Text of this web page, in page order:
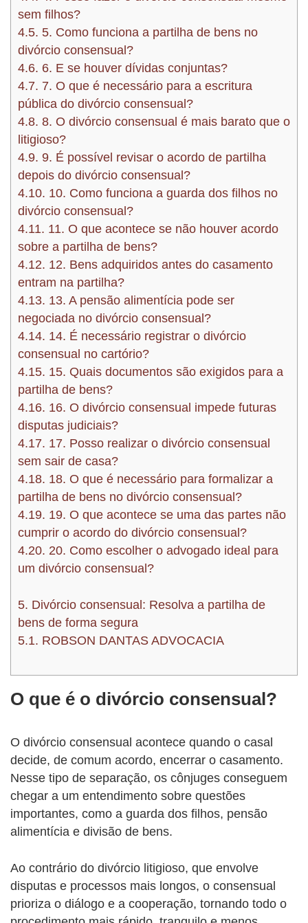
sem filhos?
4.5. 5. Como funciona a partilha de bens no
divórcio consensual?
4.6. 6. E se houver dívidas conjuntas?
4.7. 7. O que é necessário para a escritura
pública do divórcio consensual?
4.8. 8. O divórcio consensual é mais barato que o
litigioso?
4.9. 9. É possível revisar o acordo de partilha
depois do divórcio consensual?
4.10. 10. Como funciona a guarda dos filhos no
divórcio consensual?
4.11. 11. O que acontece se não houver acordo
sobre a partilha de bens?
4.12. 12. Bens adquiridos antes do casamento
entram na partilha?
4.13. 13. A pensão alimentícia pode ser
negociada no divórcio consensual?
4.14. 14. É necessário registrar o divórcio
consensual no cartório?
4.15. 15. Quais documentos são exigidos para a
partilha de bens?
4.16. 16. O divórcio consensual impede futuras
disputas judiciais?
4.17. 17. Posso realizar o divórcio consensual
sem sair de casa?
4.18. 18. O que é necessário para formalizar a
partilha de bens no divórcio consensual?
4.19. 19. O que acontece se uma das partes não
cumprir o acordo do divórcio consensual?
4.20. 20. Como escolher o advogado ideal para
um divórcio consensual?
5. Divórcio consensual: Resolva a partilha de
bens de forma segura
5.1. ROBSON DANTAS ADVOCACIA
O que é o divórcio consensual?
O divórcio consensual acontece quando o casal
decide, de comum acordo, encerrar o casamento.
Nesse tipo de separação, os cônjuges conseguem
chegar a um entendimento sobre questões
importantes, como a guarda dos filhos, pensão
alimentícia e divisão de bens.
Ao contrário do divórcio litigioso, que envolve
disputas e processos mais longos, o consensual
prioriza o diálogo e a cooperação, tornando todo o